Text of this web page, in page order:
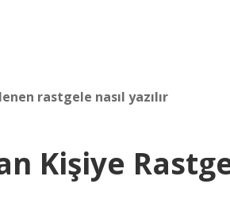
rastgele nasıl yazılır
Kişiye